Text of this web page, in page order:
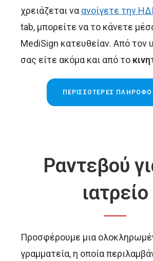
χρειάζεται να ανοίγετε την
tab, μπορείτε να το κάνετε
MediSign κατευθείαν. Από τον
σας είτε ακόμα και από το
ΠΕΡΙΣΣΌΤΕΡΕΣ
Ραντεβού
ιατρείο
Προσφέρουμε μια
γραμματεία, η οποία